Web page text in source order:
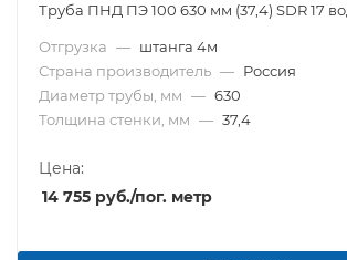
Труба ПНД ПЭ 100 630 мм (37,4) SDR 17
Отгрузка — штанга 4м
Страна производитель — Россия
Диаметр трубы, мм — 630
Толщина стенки, мм — 37,4
Цена:
14 755 руб./пог. метр